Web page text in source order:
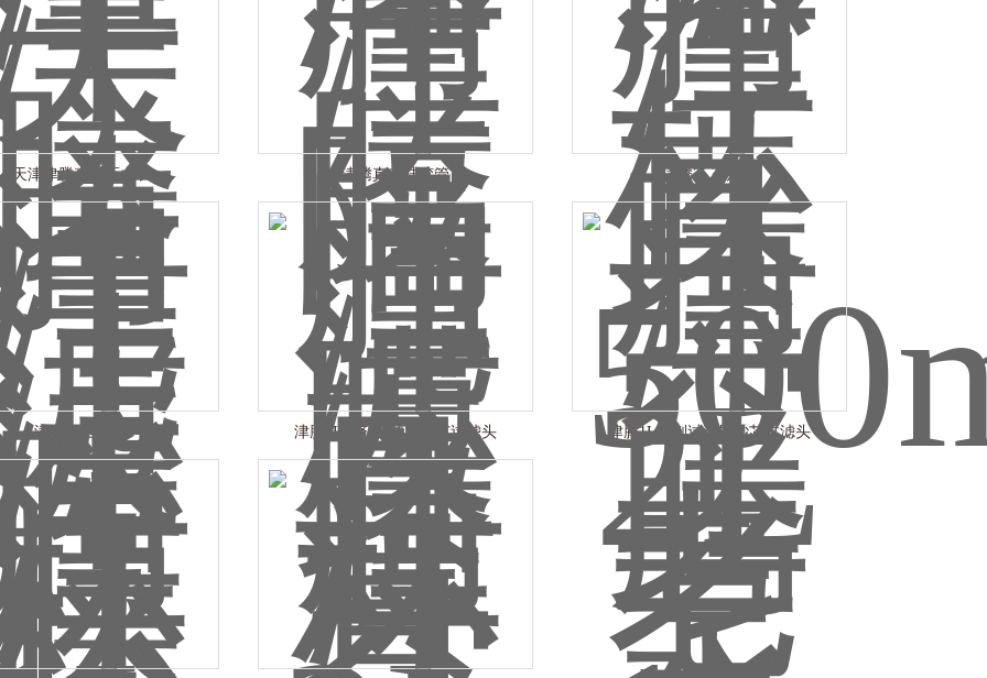
天津津腾真空压力表 津腾真空硅胶管 津腾2L三角瓶
津腾1L三角瓶 津腾2L溶剂过滤器砂芯过滤头 津腾1L溶剂过滤器砂芯过滤头